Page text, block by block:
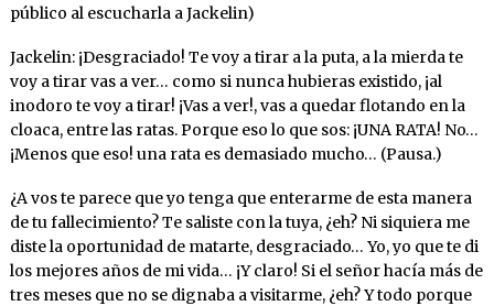
público al escucharla a Jackelin)
Jackelin: ¡Desgraciado! Te voy a tirar a la puta, a la mierda te
voy a tirar vas a ver… como si nunca hubieras existido, ¡al
inodoro te voy a tirar! ¡Vas a ver!, vas a quedar flotando en la
cloaca, entre las ratas. Porque eso lo que sos: ¡UNA RATA! No…
¡Menos que eso! una rata es demasiado mucho… (Pausa.)
¿A vos te parece que yo tenga que enterarme de esta manera
de tu fallecimiento? Te saliste con la tuya, ¿eh? Ni siquiera me
diste la oportunidad de matarte, desgraciado… Yo, yo que te di
los mejores años de mi vida… ¡Y claro! Si el señor hacía más de
tres meses que no se dignaba a visitarme, ¿eh? Y todo porque